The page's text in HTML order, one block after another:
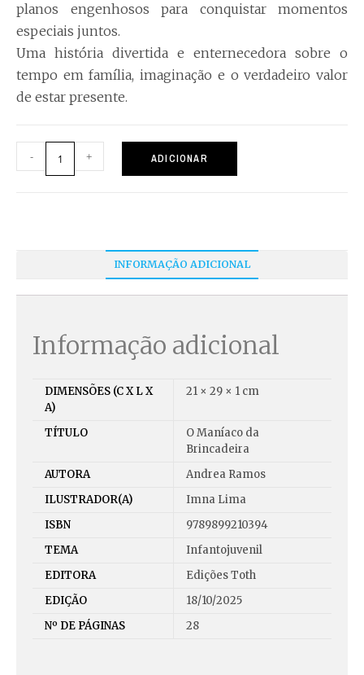
planos engenhosos para conquistar momentos
especiais juntos.
Uma história divertida e enternecedora sobre o
tempo em família, imaginação e o verdadeiro valor
de estar presente.
- + ADICIONAR
INFORMAÇÃO ADICIONAL
Informação adicional
DIMENSÕES (C X L X
A)
21 × 29 × 1 cm
TÍTULO
O Maníaco da
Brincadeira
AUTORA
Andrea Ramos
ILUSTRADOR(A)
Imna Lima
ISBN
9789899210394
TEMA
Infantojuvenil
EDITORA
Edições Toth
EDIÇÃO
18/10/2025
Nº DE PÁGINAS
28